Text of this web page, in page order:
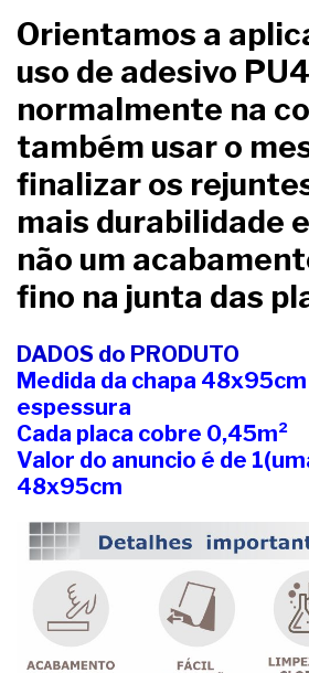
Orientamos a
uso de adesivo
normalmente na
também usar o
finalizar os
mais durabilidade
não um
fino na junta das
DADOS do PRODUTO
Medida da chapa
espessura
Cada placa cobre 0,45m²
Valor do anuncio é de
48x95cm